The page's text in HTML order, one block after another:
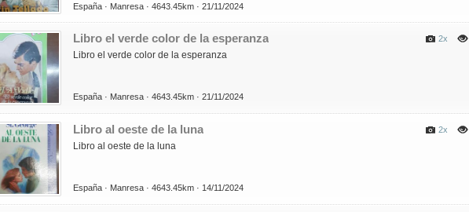
España · Manresa · 4643.45km · 21/11/2024
Libro el verde color de la esperanza 2x
Libro el verde color de la esperanza
España · Manresa · 4643.45km · 21/11/2024
Libro al oeste de la luna 2x
Libro al oeste de la luna
España · Manresa · 4643.45km · 14/11/2024